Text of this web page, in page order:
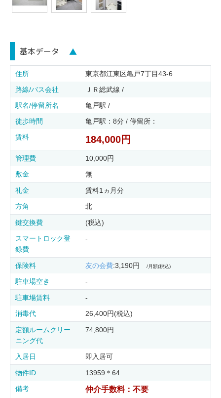
基本データ ▲
住所
東京都江東区亀戸7丁目43-6
路線/バス会社
ＪＲ総武線 /
駅名/停留所名
亀戸駅 /
徒歩時間
亀戸駅：8分 / 停留所：
賃料
184,000円
管理費
10,000円
敷金
無
礼金
賃料1ヵ月分
方角
北
鍵交換費
(税込)
スマートロック登
録費
-
保険料 友の会費:3,190円/月額(税込)
駐車場空き -
駐車場賃料
-
消毒代
26,400円(税込)
定額ルームクリー
ニング代
74,800円
入居日 即入居可
物件ID
13959＊64
備考
仲介手数料：不要